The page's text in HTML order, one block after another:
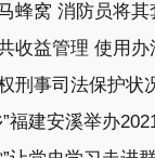
蜂窝 消防员将其
收益管理 使用办
福建安溪举办